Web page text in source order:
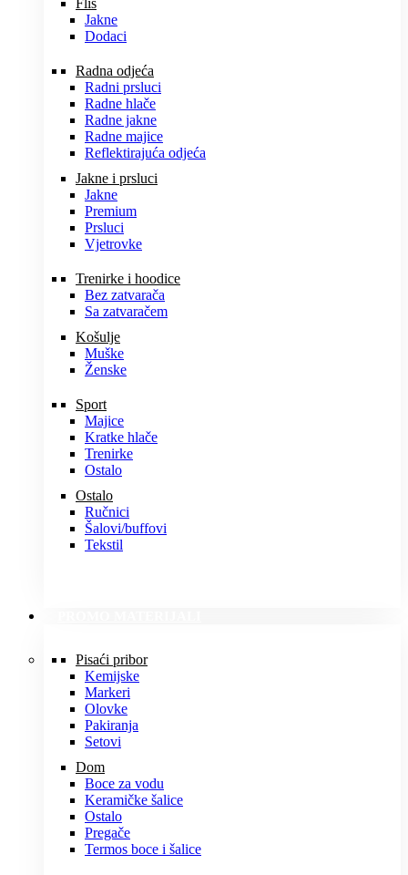
Flis
Jakne
Dodaci
Radna odjeća
Radni prsluci
Radne hlače
Radne jakne
Radne majice
Reflektirajuća odjeća
Jakne i prsluci
Jakne
Premium
Prsluci
Vjetrovke
Trenirke i hoodice
Bez zatvarača
Sa zatvaračem
Košulje
Muške
Ženske
Sport
Majice
Kratke hlače
Trenirke
Ostalo
Ostalo
Ručnici
Šalovi/buffovi
Tekstil
Pisaći pribor
Kemijske
Markeri
Olovke
Pakiranja
Setovi
Dom
Boce za vodu
Keramičke šalice
Ostalo
Pregače
Termos boce i šalice